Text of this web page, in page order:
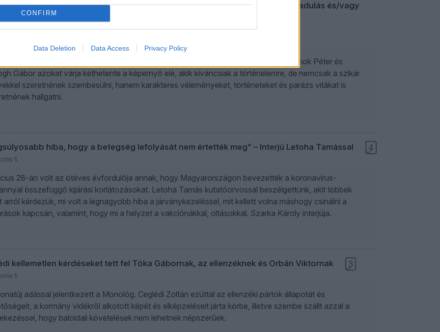
CONFIRM
Data Deletion Data Access Privacy Policy
ének szóljon április 4-ről? Konok Péter és Balogh Gábor csörtéje a felszabadulás és/vagy
napjáról
6.
az ÖT YouTube-csatornájának új műsora, a Péter & Gábor. Karafiáth Orsolya, Konok Péter és
Gábor azokat várja kéthetente a képernyő elé, akik kíváncsiak a történelemre, de nemcsak a szikár
szeretnének szembesülni, hanem karakteres véleményeket, történeteket és parázs vitákat is
hallgatni.
hiba, hogy a betegség lefolyását nem értették meg” – Interjú Letoha Tamással
5.
4
28-án volt az ötéves évfordulója annak, hogy Magyarországon bevezették a koronavírus-
összefüggő kijárási korlátozásokat. Letoha Tamás kutatóorvossal beszélgettünk, akit többek
arról kérdezük, ​​​​​​​mi volt a legnagyobb hiba a járványkezeléssel, mit kellett volna máshogy csinálni a
kapcsán, valamint, hogy mi a helyzet a vakciónákkal, oltásokkal. Szarka Károly interjúja.
kellemetlen kérdéseket tett fel Tóka Gábornak, az ellenzéknek és Orbán Viktornak
5.
3
adással jelentkezett a Monológ. Ceglédi Zoltán ezúttal az ellenzéki pártok állapotát és
a kormány vidékről alkotott képét és elképzeléseit járta körbe, illetve szembe szállt azzal a
hogy baloldali követelések nem lehetnek népszerűek.